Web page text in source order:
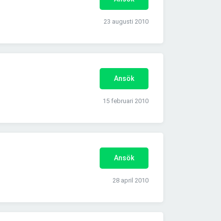
23 augusti 2010
Ansök
15 februari 2010
Ansök
28 april 2010